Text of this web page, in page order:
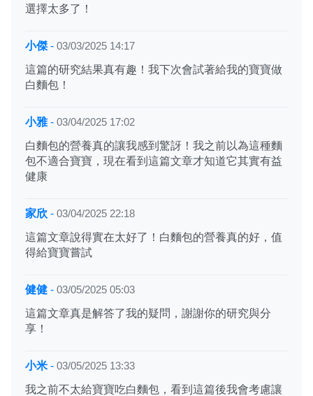
選擇太多了！
小傑 - 03/03/2025 14:17
這篇的研究結果真有趣！我下次會試著給我的寶寶做
白麵包！
小雅- 03/04/2025 17:02
白麵包的營養真的讓我感到驚訝！我之前以為這種麵
包不適合寶寶，現在看到這篇文章才知道它其實有益
健康
家欣 - 03/04/2025 22:18
這篇文章說得實在太好了！白麵包的營養真的好，值
得給寶寶嘗試
健健 - 03/05/2025 05:03
這篇文章真是解答了我的疑問，謝謝你的研究與分
享！
小米 - 03/05/2025 13:33
我之前不太給寶寶吃白麵包，看到這篇後我會考慮讓